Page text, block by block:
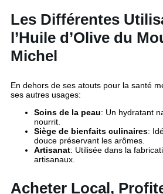
Les Différentes
l’Huile d’Olive du
Michel
En dehors de ses atouts pour la santé
ses autres usages:
Soins de la peau: Un hydratant
nourrit.
Siège de bienfaits culinaires:
douce préservant les arômes.
Artisanat: Utilisée dans la
artisanaux.
Acheter Local,